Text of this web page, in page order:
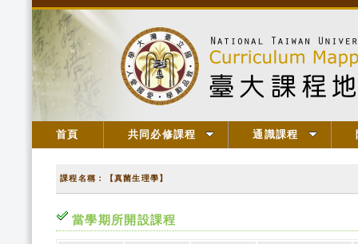
首頁 共同必修課程 通識課程
課程名稱：【真菌生理學】
當學期所開設課程